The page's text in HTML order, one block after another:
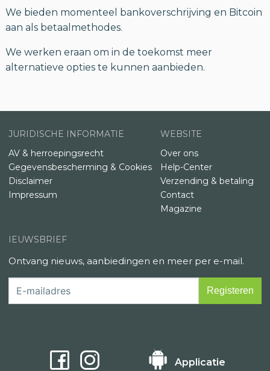
We bieden momenteel bankoverschrijving en Bitcoin
aan als betaalmethodes.
We werken eraan om in de toekomst meer
alternatieve opties te kunnen aanbieden.
JURIDISCHE INFORMATIE
AV & herroepingsrecht
Gegevensbescherming & Cookies
Disclaimer
Impressum
WEBSITE
Over ons
Help-Center
Verzending & betaling
Contact
Magazine
IEUWSBRIEF
Ontvang nieuws, aanbiedingen en meer per e-mail.
Applicatie